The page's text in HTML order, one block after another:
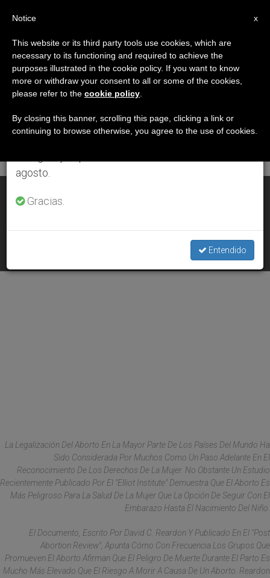
DÍA
Agosto 16th, 2000
ÚLTIMAS NOTICIAS
AUG 16, 2000 00:00
La Legalización Del Aborto En La Mayor Parte De Los Países Del Mundo Ha
Sido Considerada Por Muchos Como Un Paso Adelante En El
Reconocimiento De Los Derechos De La Mujer. No Obstante Un Estudio
Recientemente Publicado Por El "Elliot Institute" Demuestra Que El Aborto Es
Más Peligroso Para La Salud De La Mujer Que La Opción De Seguir Con El
Embarazo Hasta El Nacimiento Del Niño.
El Documento, Escrito Por David C. Reardon Y Publicado En El "Post
Abortion Review", Apunta Cómo Con Frecuencia Los Grupos Que
Promueven El Aborto Afirman Que El Peligro De Muerte Durante El Parto Es
Mucho Más Elevado Que El Riesgo A Morir A Causa De Un Aborto. Reardon
×
Aviso importante
Del 27 de julio al 7 de agosto haremos la pausa
anual, aprovechando que en el periodo de verano
se generan menos informaciones y también el
agosto.
Gracias.
Entendido
x
Notice
This website or its third party tools use cookies, which are
necessary to its functioning and required to achieve the
purposes illustrated in the cookie policy. If you want to know
more or withdraw your consent to all or some of the cookies,
please refer to the cookie policy
By closing this banner, scrolling this page, clicking a link or
continuing to browse otherwise, you agree to the use of cookies.